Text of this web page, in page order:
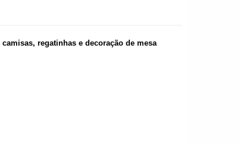
camisas, regatinhas e decoração de mesa